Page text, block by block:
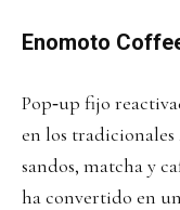
Enomoto
Pop‑up fijo
en los tradicionales
sandos, matcha y
ha convertido en